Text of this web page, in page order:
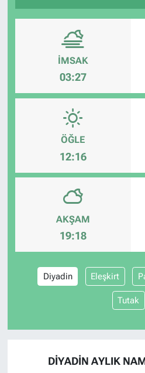
İMSAK
03:27
ÖĞLE
12:16
AKŞAM
19:18
Diyadin Eleşkirt
Tutak
DIYADIN AYLIK